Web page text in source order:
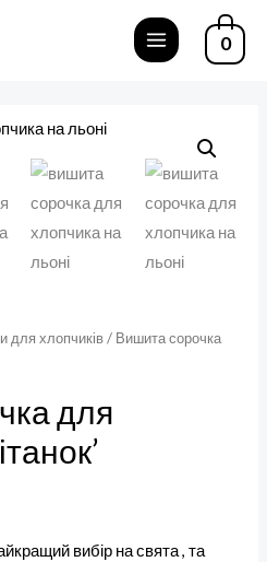
MAIN
0
для хлопчиків/ Вишита сорочка
для
вибір на свята , та